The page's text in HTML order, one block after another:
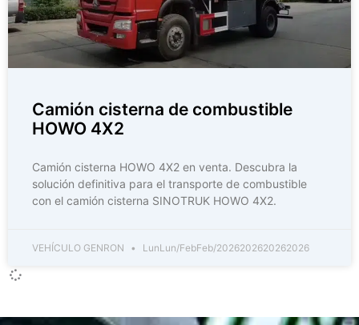
Camión cisterna de combustible
HOWO 4X2
Camión cisterna HOWO 4X2 en venta. Descubra la
solución definitiva para el transporte de combustible
con el camión cisterna SINOTRUK HOWO 4X2.
VEHÍCULO GENRON LunLun/FebFeb/2026202620262026